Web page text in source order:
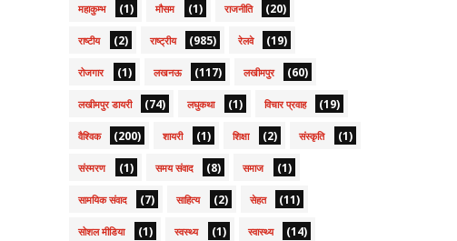
महाकुम्भ (1) मौसम (1) राजनीति (20)
राष्टीय (2) राष्ट्रीय (985) रेलवे (19)
रोजगार (1) लखनऊ (117) लखीमपुर (60)
लखीमपुर डायरी (74) लघुकथा (1) विचार प्रवाह (19)
वैश्विक (200) शायरी (1) शिक्षा (2) संस्कृति (1)
संस्मरण (1) समय संवाद (8) समाज (1)
सामयिक संवाद (7) साहित्य (2) सेहत (11)
सोशल मीडिया (1) स्वस्थ्य (1) स्वास्थ्य (14)